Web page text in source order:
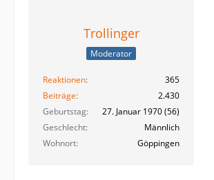
Trollinger
Moderator
Reaktionen
365
Beiträge
2.430
Geburtstag
27. Januar 1970 (56)
Geschlecht
Männlich
Wohnort
Göppingen